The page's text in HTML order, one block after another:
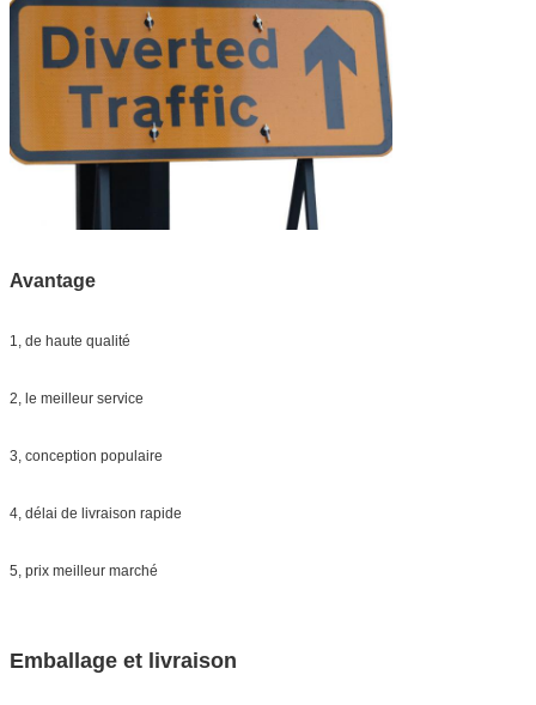
Avantage
1, de haute qualité
2, le meilleur service
3, conception populaire
4, délai de livraison rapide
5, prix meilleur marché
Emballage et livraison